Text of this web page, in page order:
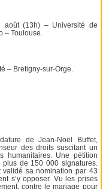
août (13h) – Université de
– Toulouse.
– Bretigny-sur-Orge.
de Jean-Noël Buffet,
des droits suscitant un
humanitaires. Une pétition
plus de 150 000 signatures.
sa nomination par 43
s’y opposer. Vu les prises
contre le mariage pour